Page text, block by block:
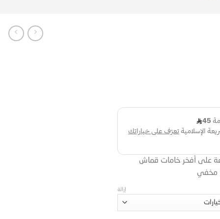
على أفخر خامات قماش
مخفي
إزالة